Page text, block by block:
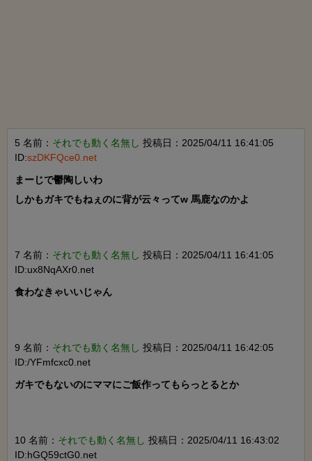
5 名前： それでも動く名無し 投稿日：2025/04/11 16:41:05
ID:szDKFQce0.net
まーじで鬱陶しいわ
しかもガキでもねぇのに背が云々ってw 馬鹿なのかよ
7 名前： それでも動く名無し 投稿日：2025/04/11 16:41:05
ID:ux8NqAXr0.net
食わなきゃいいじゃん
9 名前： それでも動く名無し 投稿日：2025/04/11 16:42:05
ID:/YFmfcxc0.net
ガキでもないのにママにご飯作ってもらっとるとか
10 名前： それでも動く名無し 投稿日：2025/04/11 16:43:02
ID:hGQ59ctG0.net